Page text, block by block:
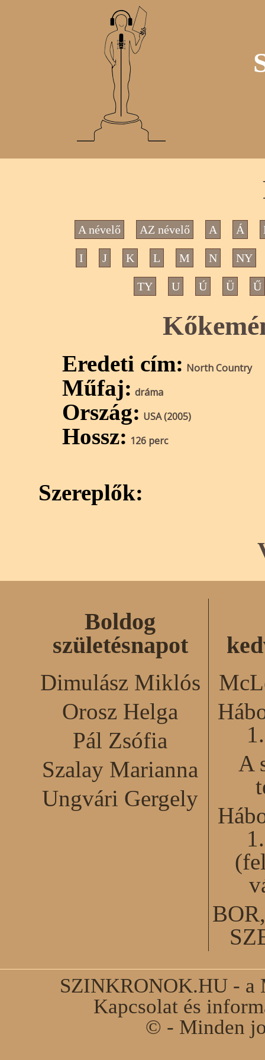
A névelő AZ névelő A Á
I J K L M N NY
TY U Ú Ü Ű
Eredeti cím: North Country
Műfaj: dráma
Ország: USA (2005)
Hossz: 126 perc
Szereplők:
Boldog
születésnapot
Dimulász Miklós
Orosz Helga
Pál Zsófia
Szalay Marianna
Ungvári Gergely
A
SZINKRONOK.HU - a
Kapcsolat és
© - Minden